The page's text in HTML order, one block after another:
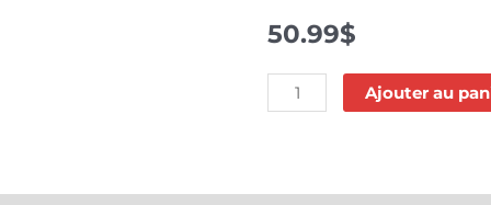
50.99$
quantité
de
jardin
Ajouter au